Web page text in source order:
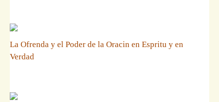
La Ofrenda y el Poder de la Oracin en Espritu y en
Verdad